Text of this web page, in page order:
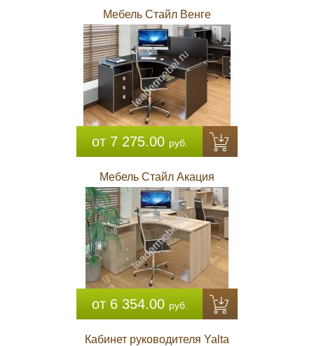
Мебель Стайл Венге
от 7 275.00 руб.
Мебель Стайл Акация
от 6 354.00 руб.
Кабинет руководителя Yalta